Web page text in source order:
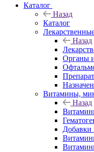
Каталог
Назад
Каталог
Назад
Органы
Витамины,
Назад